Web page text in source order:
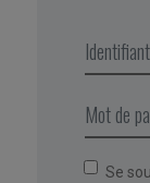
mais vous
apporte de
Se